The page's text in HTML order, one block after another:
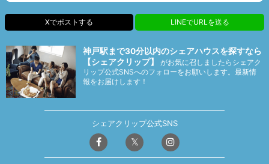
Xでポストする LINEでURLを送る
神戸駅まで30分以内のシェアハウスを探すなら
【シェアクリップ】
がお気に召しましたらシェアク
リップ公式SNSへのフォローをお願いします。最新情
報をお届けします！
シェアクリップ公式SNS